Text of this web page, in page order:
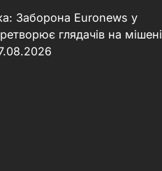
Заборона Euronews у
глядачів на мішені